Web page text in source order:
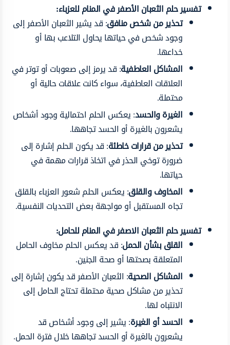
تفسير حلم الثعبان الأصفر في المنام للعزباء:
تحذير من شخص منافق: قد يشير الثعبان الأصفر إلى
وجود شخص في حياتها يحاول التلاعب بها أو
خداعها.
المشاكل العاطفية: قد يرمز إلى صعوبات أو توتر في
العلاقات العاطفية، سواء كانت علاقات حالية أو
محتملة.
الغيرة والحسد: يعكس الحلم احتمالية وجود أشخاص
يشعرون بالغيرة أو الحسد تجاهها.
تحذير من قرارات خاطئة: قد يكون الحلم إشارة إلى
ضرورة توخي الحذر في اتخاذ قرارات مهمة في
حياتها.
المخاوف والقلق: يعكس الحلم شعور العزباء بالقلق
تجاه المستقبل أو مواجهة بعض التحديات النفسية.
تفسير حلم الثعبان الاصفر في المنام للحامل:
القلق بشأن الحمل: قد يعكس الحلم مخاوف الحامل
المتعلقة بصحتها أو صحة الجنين.
المشاكل الصحية: الثعبان الأصفر قد يكون إشارة إلى
تحذير من مشاكل صحية محتملة تحتاج الحامل إلى
الانتباه لها.
الحسد أو الغيرة: يشير إلى وجود أشخاص قد
يشعرون بالغيرة أو الحسد تجاهها خلال فترة الحمل.